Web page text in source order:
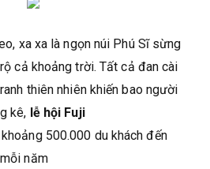
xa xa là ngọn núi Phú Sĩ sừng
cả khoảng trời. Tất cả đan cài
thiên nhiên khiến bao người
kê, lễ hội Fuji
500.000 du khách đến
năm